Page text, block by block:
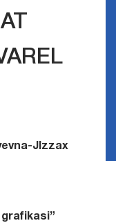
JIzzax
grafikasi”